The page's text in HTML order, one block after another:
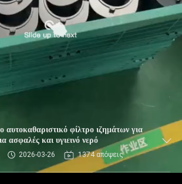
αυτοκαθαριστικό φίλτρο ιζημάτων για
ασφαλές και υγιεινό νερό
2026-03-26 1374 απόψεις